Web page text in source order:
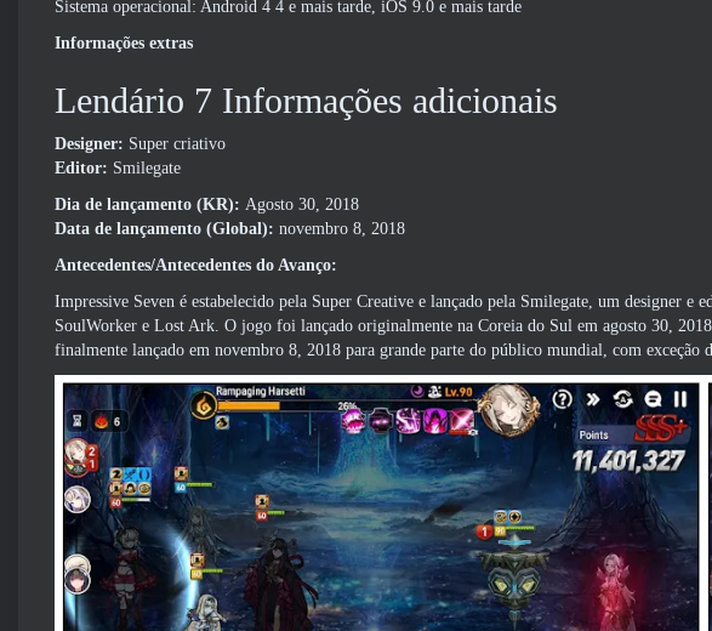
Sistema operacional: Android 4 4 e mais tarde, iOS 9.0 e mais tarde
Informações extras
Lendário 7 Informações adicionais
Designer: Super criativo
Editor: Smilegate
Dia de lançamento (KR): Agosto 30, 2018
Data de lançamento (Global): novembro 8, 2018
Antecedentes/Antecedentes do Avanço:
Impressive Seven é estabelecido pela Super Creative e lançado pela Smilegate, um designer e
SoulWorker e Lost Ark. O jogo foi lançado originalmente na Coreia do Sul em agosto 30,
finalmente lançado em novembro 8, 2018 para grande parte do público mundial, com exceção